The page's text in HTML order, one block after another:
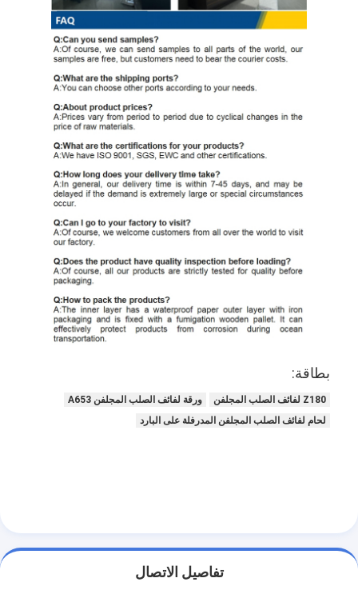
مادة الألمنيوم
مادة النحاس
لفائف الصلب المجلفن Ppgi
بطاقة:
Z180 لفائف الصلب المجلفن
ورقة لفائف الصلب المجلفن A653
لحام لفائف الصلب المجلفن المدرفلة على البارد
تفاصيل الاتصال